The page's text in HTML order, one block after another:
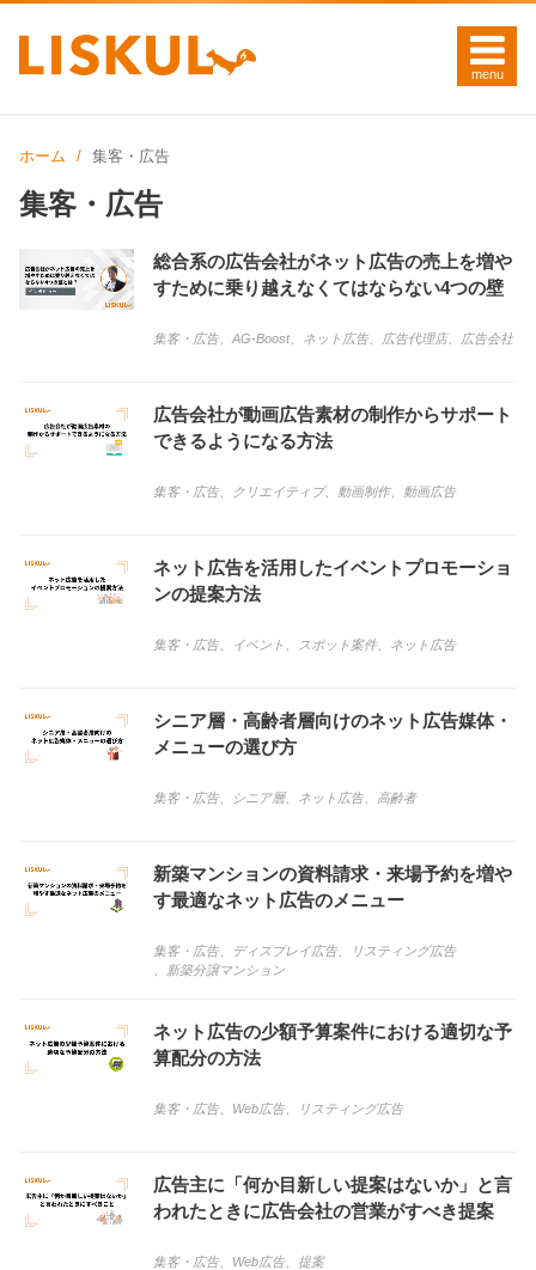
ホーム 集客・広告
集客・広告
総合系の広告会社がネット広告の売上を増や
すために乗り越えなくてはならない4つの壁
集客・広告、 AG-Boost、 ネット広告、 広告代理店、 広告会社
広告会社が動画広告素材の制作からサポート
できるようになる方法
集客・広告、 クリエイティブ、 動画制作、 動画広告
ネット広告を活用したイベントプロモーショ
ンの提案方法
集客・広告、 イベント スポット案件、 ネット広告
シニア層・高齢者層向けのネット広告媒体・
メニューの選び方
集客・広告、 シニア層、 ネット広告、 高齢者
新築マンションの資料請求・来場予約を増や
す最適なネット広告のメニュー
集客・広告、 ディスプレイ広告、
リスティング広告
新築分譲マンション
ネット広告の少額予算案件における適切な予
算配分の方法
集客・広告、 Web広告、 リスティング広告
広告主に「何か目新しい提案はないか」と言
われたときに広告会社の営業がすべき提案
集客・広告、 Web広告、 提案